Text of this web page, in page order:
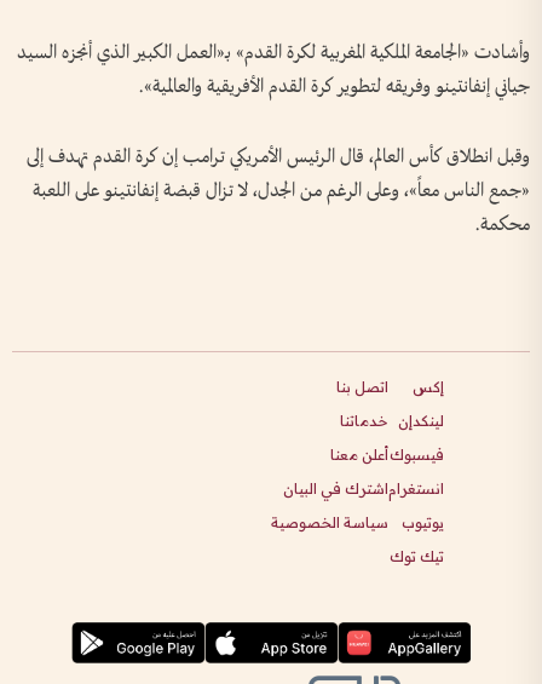
وأشادت «الجامعة الملكية المغربية لكرة القدم» بـ«العمل الكبير الذي أنجزه السيد
جياني إنفانتينو وفريقه لتطوير كرة القدم الأفريقية والعالمية».
وقبل انطلاق كأس العالم، قال الرئيس الأمريكي ترامب إن كرة القدم تهدف إلى
«جمع الناس معاً»، وعلى الرغم من الجدل، لا تزال قبضة إنفانتينو على اللعبة
محكمة.
إكس
لينكدإن
فيسبوك
انستغرام
يوتيوب
تيك توك
اتصل بنا
خدماتنا
أعلن معنا
اشترك في البيان
سياسة الخصوصية